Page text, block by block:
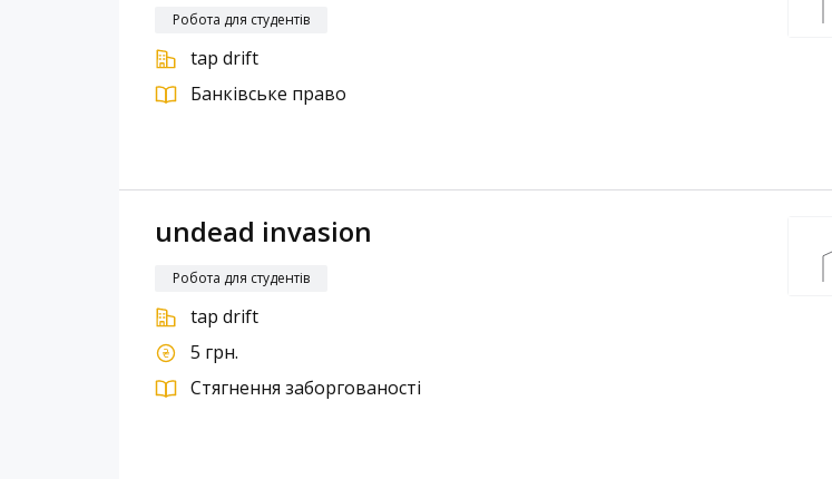
Робота для студентів
tap drift
Банківське право
undead invasion
Робота для студентів
tap drift
5 грн.
Стягнення заборгованості